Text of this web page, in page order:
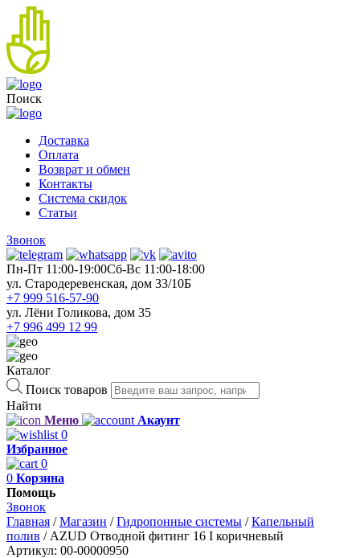
Поиск
Доставка
Оплата
Возврат и обмен
Контакты
Система скидок
Статьи
Звонок
Пн-Пт 11:00-19:00Cб-Вс 11:00-18:00
ул. Стародеревенская, дом 33/10Б
+7 999 516-57-90
ул. Лёни Голикова, дом 35
+7 996 499 12 99
Каталог
Поиск товаров
Найти
Меню
Акаунт
0
Избранное
0
0 Корзина
Помощь
Звонок
Главная /Магазин /Гидропонные системы /Капельный
полив / AZUD Отводной фитинг 16 I коричневый
Артикул: 00-00000950